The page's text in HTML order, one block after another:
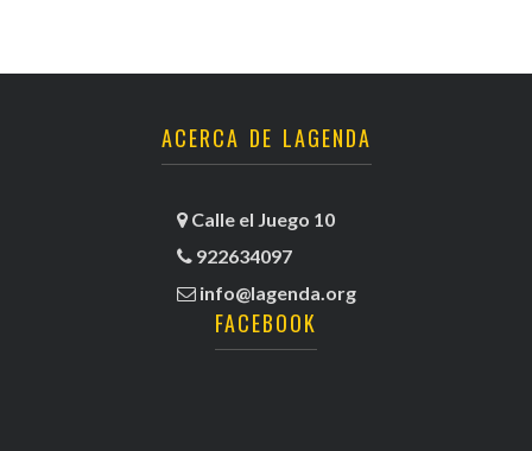
ACERCA DE LAGENDA
Calle el Juego 10
922634097
info@lagenda.org
FACEBOOK